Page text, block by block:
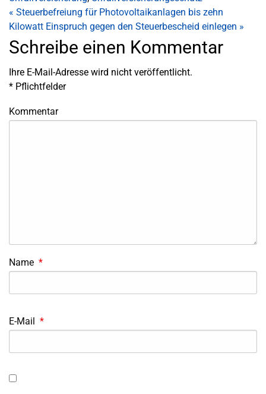
« Steuerbefreiung für Photovoltaikanlagen bis zehn
Kilowatt Einspruch gegen den Steuerbescheid einlegen »
Schreibe einen Kommentar
Ihre E-Mail-Adresse wird nicht veröffentlicht.
* Pflichtfelder
Kommentar
Name *
E-Mail *